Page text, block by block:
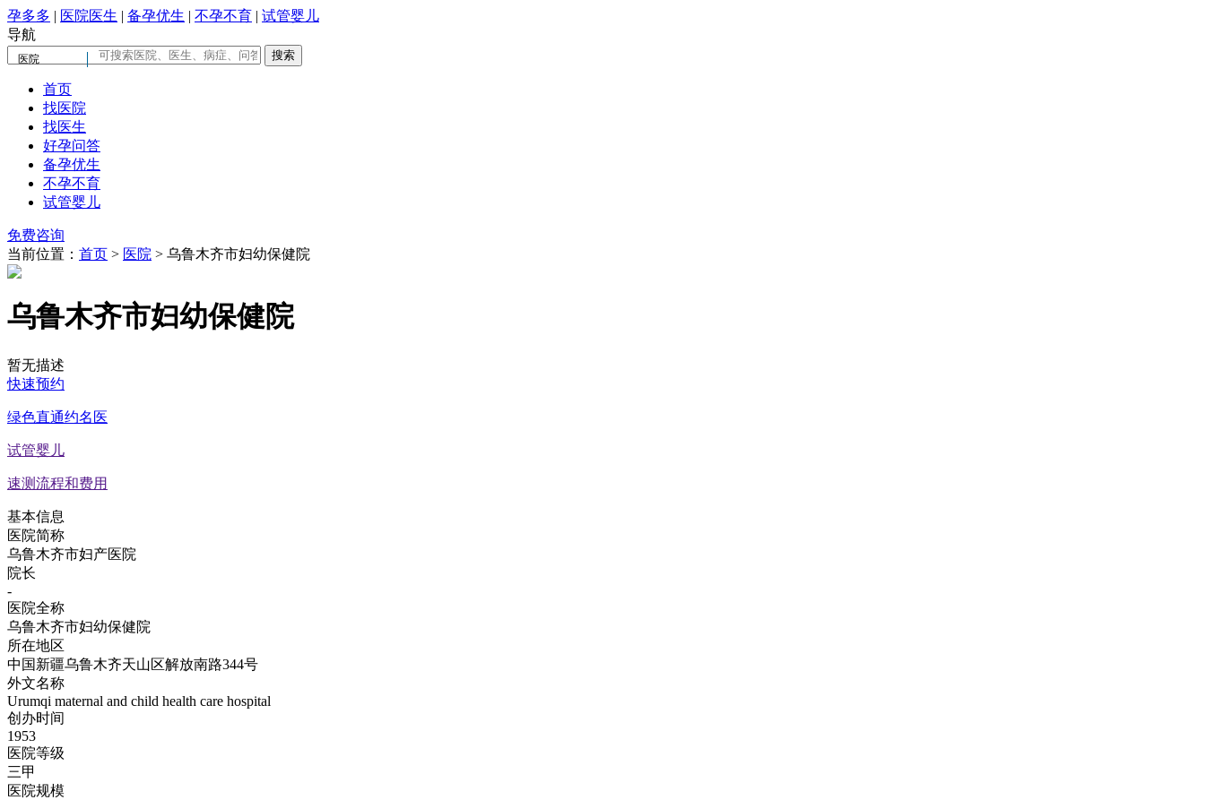
孕多多 | 医院医生 | 备孕优生 | 不孕不育 | 试管婴儿
导航
医院
首页
找医院
找医生
好孕问答
备孕优生
不孕不育
试管婴儿
免费咨询
当前位置： 首页 > 医院 > 乌鲁木齐市妇幼保健院
乌鲁木齐市妇幼保健院
暂无描述
快速预约
绿色直通约名医
试管婴儿
速测流程和费用
基本信息
医院简称
乌鲁木齐市妇产医院
院长
-
医院全称
乌鲁木齐市妇幼保健院
所在地区
中国新疆乌鲁木齐天山区解放南路344号
外文名称
Urumqi maternal and child health care hospital
创办时间
1953
医院等级
三甲
医院规模